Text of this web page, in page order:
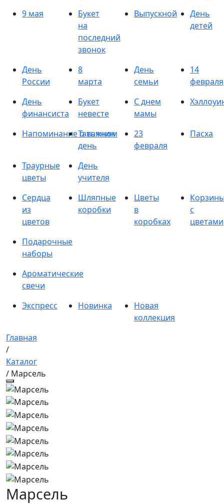
9 мая
Букет
на
последний
звонок
Выпускной
День
детей
День
России
8
марта
День
семьи
14
февраля
День
финансиста
Букет
невесте
С днем
мамы
Напоминание о важном
Татьянин
день
23
февраля
Пасха
Траурные
цветы
День
учителя
Сердца
из
цветов
Шляпные
коробки
Цветы
в
коробках
с
цветами
Подарочные
наборы
Ароматические
свечи
Экспресс
Новинка
Новая
коллекция
Главная
/
Каталог
/ Марсель
Марсель